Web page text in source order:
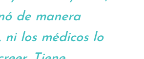
de manera
ni los médicos lo